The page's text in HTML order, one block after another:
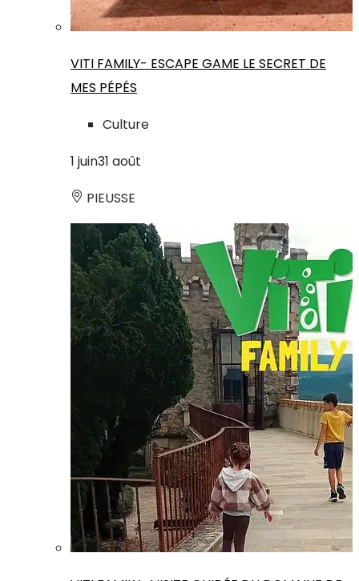
VITI FAMILY- ESCAPE GAME LE SECRET DE
MES PÉPÉS
Culture
1 juin31 août
PIEUSSE